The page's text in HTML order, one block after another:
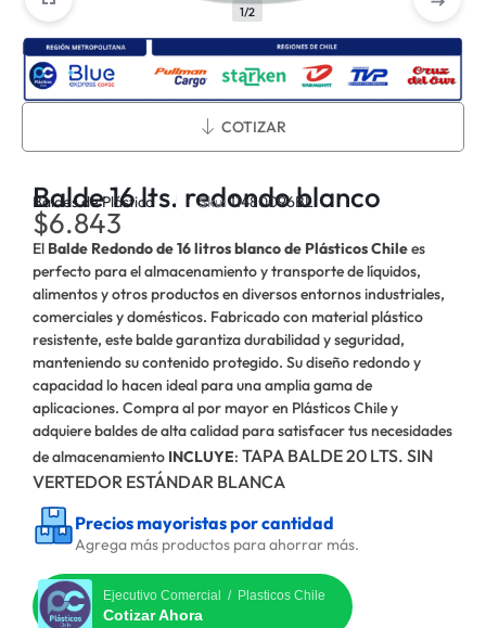
1/2
Métodos de envío:
COTIZAR
Balde 16 lts. redondo blanco
Baldes de Plástico Sku: 11480096BL
$6.843
El Balde Redondo de 16 litros blanco de Plásticos Chilees
perfecto para el almacenamiento y transporte de líquidos,
alimentos y otros productos en diversos entornos industriales,
comerciales y domésticos. Fabricado con material plástico
resistente, este balde garantiza durabilidad y seguridad,
manteniendo su contenido protegido. Su diseño redondo y
capacidad lo hacen ideal para una amplia gama de
aplicaciones. Compra al por mayor en Plásticos Chile y
adquiere baldes de alta calidad para satisfacer tus necesidades
de almacenamiento INCLUYE: TAPA BALDE 20 LTS. SIN
VERTEDOR ESTÁNDAR BLANCA
Precios mayoristas por cantidad
Agrega más productos para ahorrar más.
Ejecutivo Comercial / Plasticos Chile
Cotizar Ahora